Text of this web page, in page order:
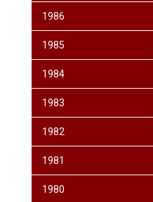
1986
1985
1984
1983
1982
1981
1980